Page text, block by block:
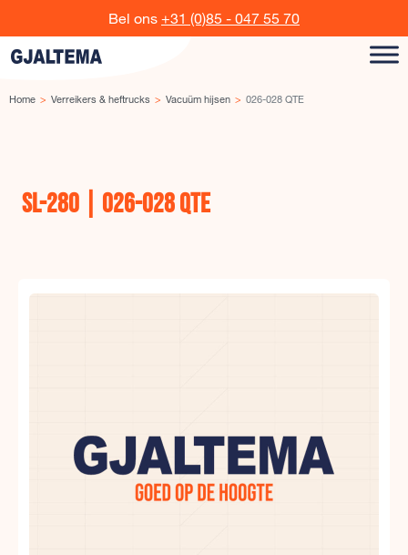
Ga naar de inhoudBel ons +31 (0)85 - 047 55 70
Home Verreikers & heftrucks Vacuüm hijsen 026-028 QTE
SL-280 | 026-028 QTE